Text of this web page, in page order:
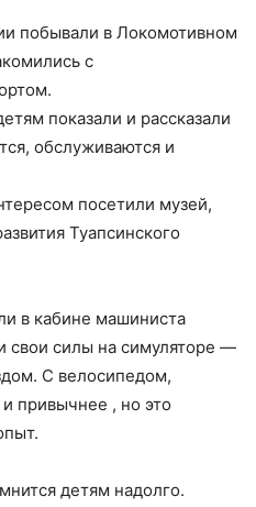
побывали в Локомотивном
с
показали и рассказали
обслуживаются и
посетили музей,
Туапсинского
в кабине машиниста
свои силы на симуляторе —
С велосипедом,
привычнее , но это
детям надолго.